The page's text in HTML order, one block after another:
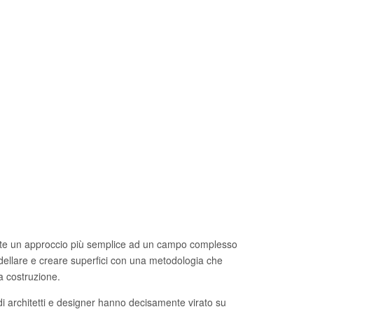
un approccio più semplice ad un campo complesso
e creare superfici con una metodologia che
costruzione.
e designer hanno decisamente virato su